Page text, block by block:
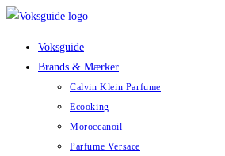
Skip
Voksguide
Brands & Mærker
Calvin Klein Parfume
Ecooking
Moroccanoil
Parfume Versace